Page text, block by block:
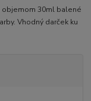
objemom 30ml balené
Vhodný darček ku